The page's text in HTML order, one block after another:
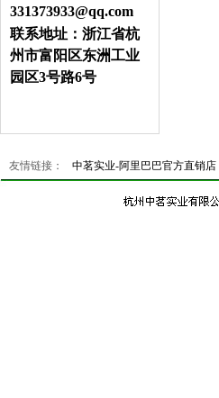
331373933@qq.com
联系地址：浙江省杭
州市富阳区东洲工业
园区3号路6号
友情链接： 中茗实业-阿里巴巴官方直销店